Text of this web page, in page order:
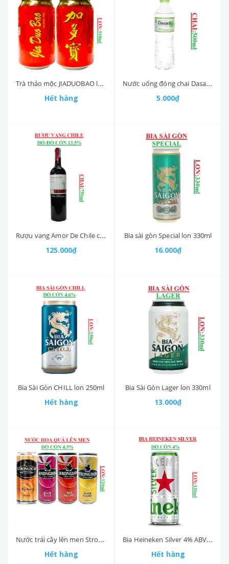
Trà thảo mộc JIADUOBAO lon 310m
Hết hàng
Nước uống đóng chai Dasani chai 500ml
5.000₫
Rượu vang Amor De Chile cabernet sauvignon-Chile chai (750ml, 13.5%).
125.000₫
Bia sài gòn Special lon 330ml
16.000₫
Bia Sài Gòn CHILL lon 250ml
Hết hàng
Bia Sài Gòn Lager lon 330ml
13.000₫
Nước trái cây lên men Strongbow 4.5% ABV lon 320ml
Hết hàng
Bia Heineken Silver 4% ABV 330ml
Hết hàng